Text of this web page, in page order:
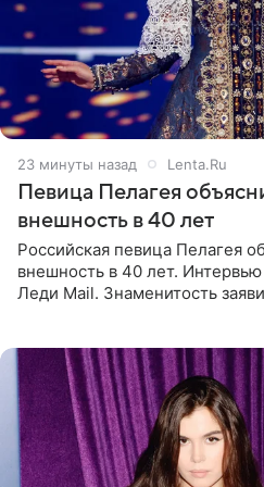
23 минуты назад Lenta.Ru
Певица Пелагея
внешность в 40 лет
Российская певица Пелагея
внешность в 40 лет.
Леди Mail. Знаменитость